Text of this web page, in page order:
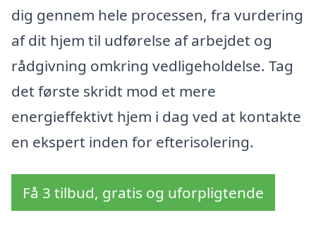
dig gennem hele processen, fra vurdering
af dit hjem til udførelse af arbejdet og
rådgivning omkring vedligeholdelse. Tag
det første skridt mod et mere
energieffektivt hjem i dag ved at kontakte
en ekspert inden for efterisolering.
Få 3 tilbud, gratis og uforpligtende